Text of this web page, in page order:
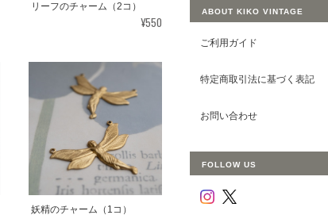
リーフのチャーム（2コ）
¥550
妖精のチャーム（1コ）
ABOUT KIKO VINTAGE
ご利用ガイド
特定商取引法に基づく表記
お問い合わせ
FOLLOW US